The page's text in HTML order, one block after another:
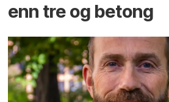
enn tre og betong